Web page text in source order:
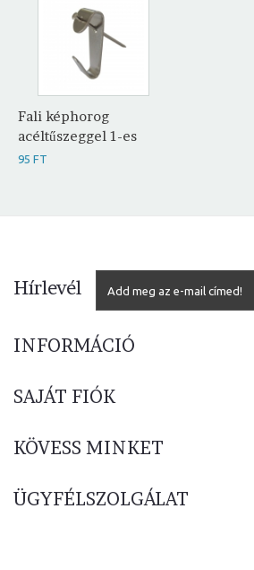
Fali képhorog
acéltűszeggel 1-es
95 FT
Hírlevél
INFORMÁCIÓ
SAJÁT FIÓK
KÖVESS MINKET
ÜGYFÉLSZOLGÁLAT